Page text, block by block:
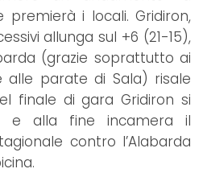
i locali. Gridiron,
allunga sul +6 (21-15),
(grazie soprattutto ai
alle parate di Sala) risale
finale di gara Gridiron si
e alla fine incamera il
contro l’Alabarda